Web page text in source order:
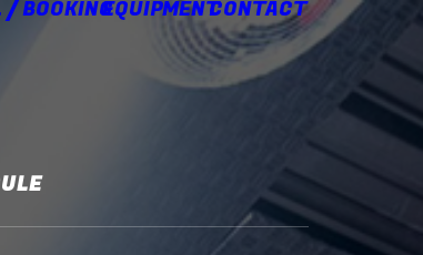
/ BOOKINGEQUIPMENTCONTACT